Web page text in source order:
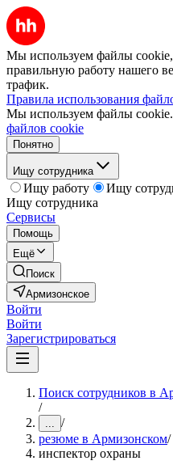
Мы используем файлы cookie,
правильную работу нашего
трафик.
Правила использования
Мы используем файлы cookie.
файлов cookie
Понятно
Ищу сотрудника
Ищу работу
Ищу
Ищу сотрудника
Сервисы
Помощь
Ещё
Поиск
Армизонское
Войти
Войти
Зарегистрироваться
Поиск сотрудников в
/
... /
резюме в Армизонском/
инспектор охраны